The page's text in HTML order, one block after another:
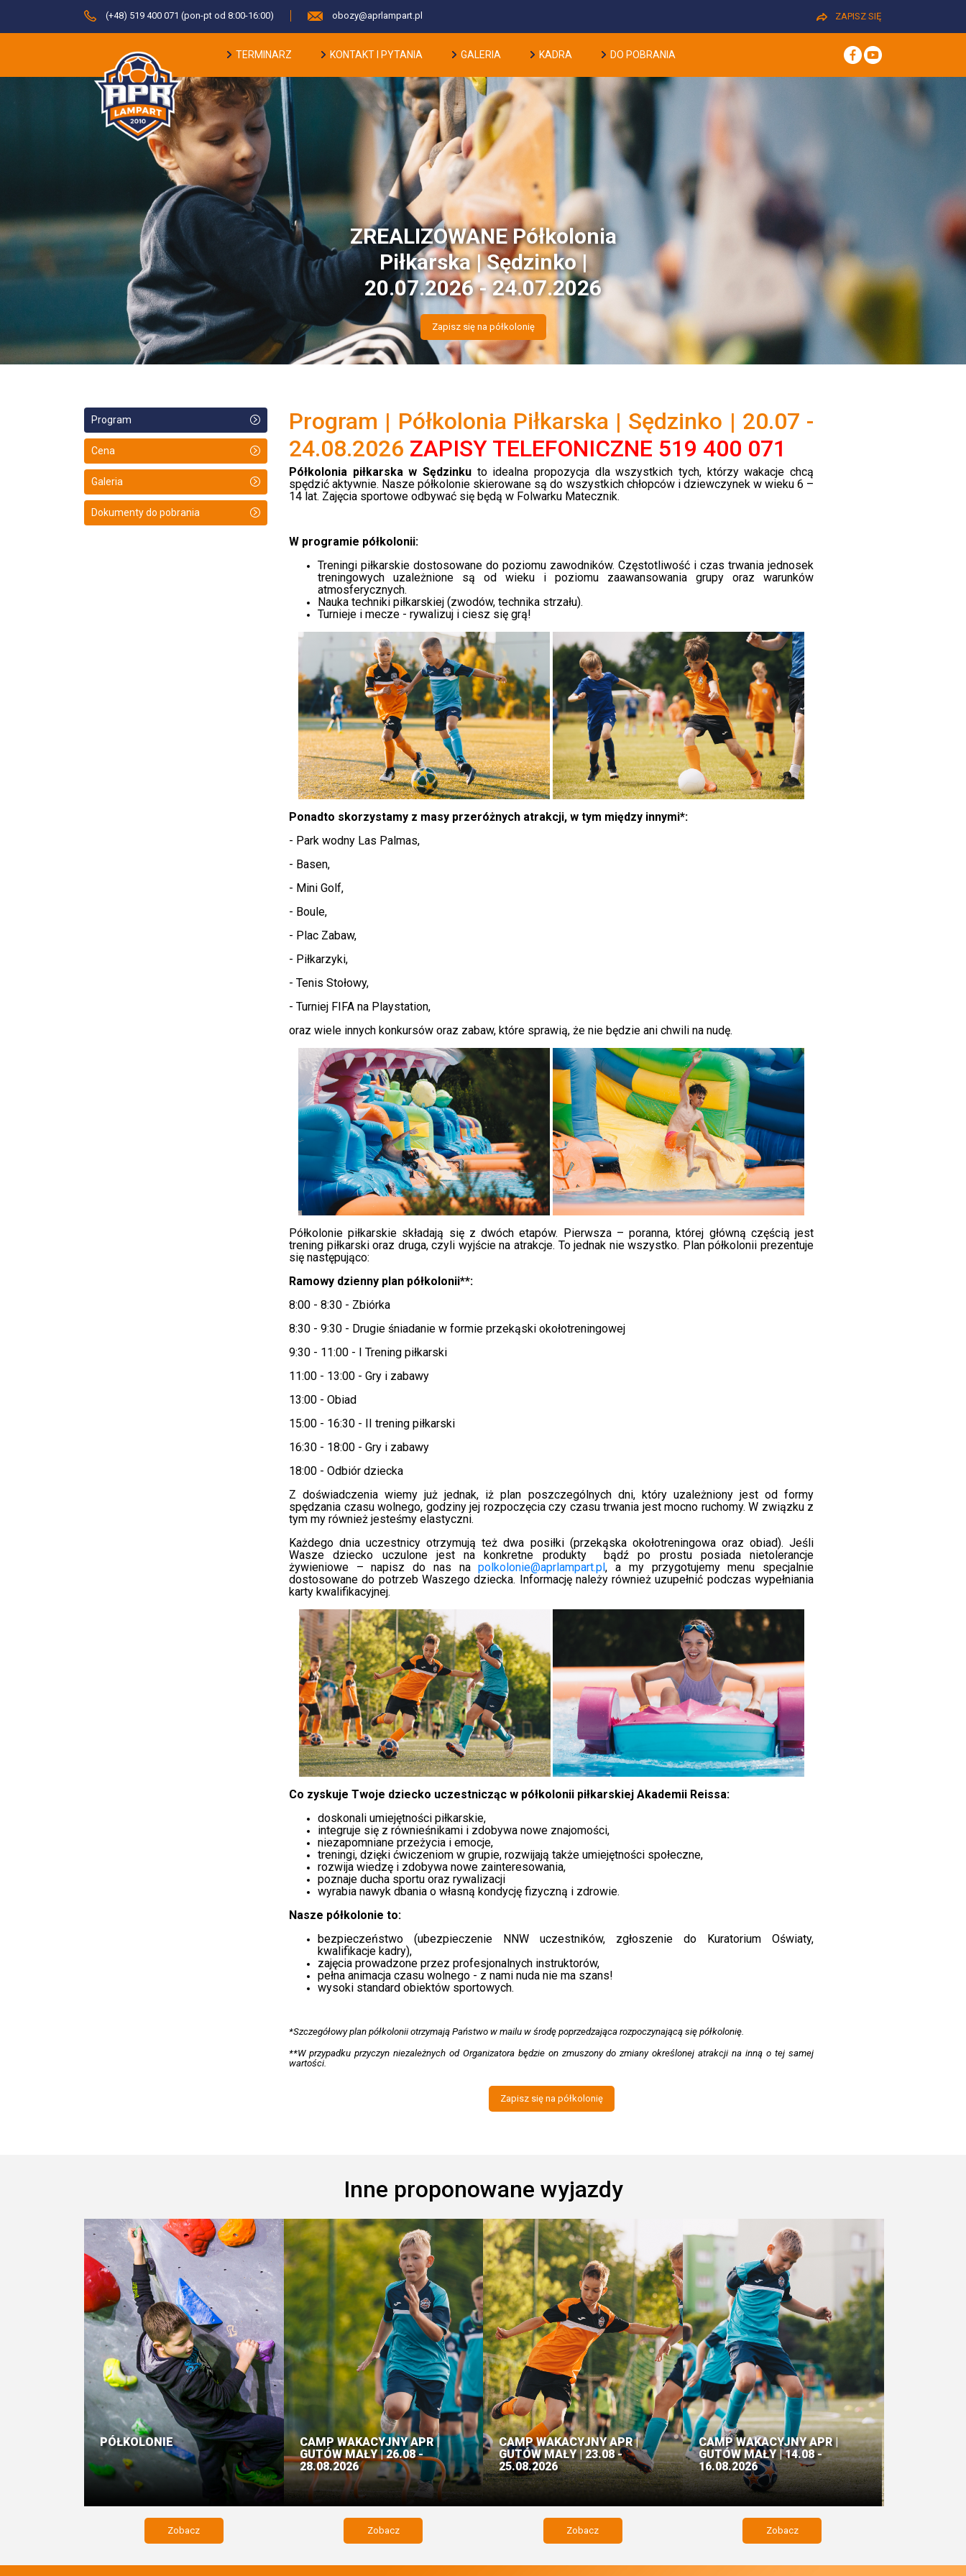
(+48) 519 400 071 (pon-pt od 8:00-16:00) obozy@aprlampart.pl ZAPISZ SIĘ
TERMINARZ KONTAKT I PYTANIA GALERIA KADRA DO POBRANIA
ZREALIZOWANE Półkolonia
Piłkarska | Sędzinko |
20.07.2026 - 24.07.2026
Zapisz się na półkolonię
Program
Cena
Galeria
Dokumenty do pobrania
Program | Półkolonia Piłkarska | Sędzinko | 20.07 -
24.08.2026 ZAPISY TELEFONICZNE 519 400 071
Półkolonia piłkarska w Sędzinku to idealna propozycja dla wszystkich tych, którzy wakacje chcą
spędzić aktywnie. Nasze półkolonie skierowane są do wszystkich chłopców i dziewczynek w wieku 6 –
14 lat. Zajęcia sportowe odbywać się będą w Folwarku Matecznik.
W programie półkolonii:
Treningi piłkarskie dostosowane do poziomu zawodników. Częstotliwość i czas trwania jednosek
treningowych uzależnione są od wieku i poziomu zaawansowania grupy oraz warunków
atmosferycznych.
Nauka techniki piłkarskiej (zwodów, technika strzału).
Turnieje i mecze - rywalizuj i ciesz się grą!
Ponadto skorzystamy z masy przeróżnych atrakcji, w tym między innymi*:
- Park wodny Las Palmas,
- Basen,
- Mini Golf,
- Boule,
- Plac Zabaw,
- Piłkarzyki,
- Tenis Stołowy,
- Turniej FIFA na Playstation,
oraz wiele innych konkursów oraz zabaw, które sprawią, że nie będzie ani chwili na nudę.
Półkolonie piłkarskie składają się z dwóch etapów. Pierwsza – poranna, której główną częścią jest
trening piłkarski oraz druga, czyli wyjście na atrakcje. To jednak nie wszystko. Plan półkolonii prezentuje
się następująco:
Ramowy dzienny plan półkolonii**:
8:00 - 8:30 - Zbiórka
8:30 - 9:30 - Drugie śniadanie w formie przekąski okołotreningowej
9:30 - 11:00 - I Trening piłkarski
11:00 - 13:00 - Gry i zabawy
13:00 - Obiad
15:00 - 16:30 - II trening piłkarski
16:30 - 18:00 - Gry i zabawy
18:00 - Odbiór dziecka
Z doświadczenia wiemy już jednak, iż plan poszczególnych dni, który uzależniony jest od formy
spędzania czasu wolnego, godziny jej rozpoczęcia czy czasu trwania jest mocno ruchomy. W związku z
tym my również jesteśmy elastyczni.
Każdego dnia uczestnicy otrzymują też dwa posiłki (przekąska okołotreningowa oraz obiad). Jeśli
Wasze dziecko uczulone jest na konkretne produkty bądź po prostu posiada nietolerancje
żywieniowe – napisz do nas napolkolonie@aprlampart.pl, a my przygotujemy menu specjalnie
dostosowane do potrzeb Waszego dziecka. Informację należy również uzupełnić podczas wypełniania
karty kwalifikacyjnej.
Co zyskuje Twoje dziecko uczestnicząc w półkolonii piłkarskiej Akademii Reissa:
doskonali umiejętności piłkarskie,
integruje się z równieśnikami i zdobywa nowe znajomości,
niezapomniane przeżycia i emocje,
treningi, dzięki ćwiczeniom w grupie, rozwijają także umiejętności społeczne,
rozwija wiedzę i zdobywa nowe zainteresowania,
poznaje ducha sportu oraz rywalizacji
wyrabia nawyk dbania o własną kondycję fizyczną i zdrowie.
Nasze półkolonie to:
bezpieczeństwo (ubezpieczenie NNW uczestników, zgłoszenie do Kuratorium Oświaty,
kwalifikacje kadry),
zajęcia prowadzone przez profesjonalnych instruktorów,
pełna animacja czasu wolnego - z nami nuda nie ma szans!
wysoki standard obiektów sportowych.
*Szczegółowy plan półkolonii otrzymają Państwo w mailu w środę poprzedzająca rozpoczynającą się półkolonię.
**W przypadku przyczyn niezależnych od Organizatora będzie on zmuszony do zmiany określonej atrakcji na inną o tej samej
wartości.
Zapisz się na półkolonię
Inne proponowane wyjazdy
PÓŁKOLONIE
Zobacz
CAMP WAKACYJNY APR |
GUTÓW MAŁY | 26.08 -
28.08.2026
Zobacz
CAMP WAKACYJNY APR |
GUTÓW MAŁY | 23.08 -
25.08.2026
Zobacz
CAMP WAKACYJNY APR |
GUTÓW MAŁY | 14.08 -
16.08.2026
Zobacz